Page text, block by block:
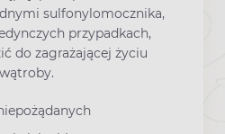
sulfonylomocznika,
przypadkach,
do zagrażającej życiu